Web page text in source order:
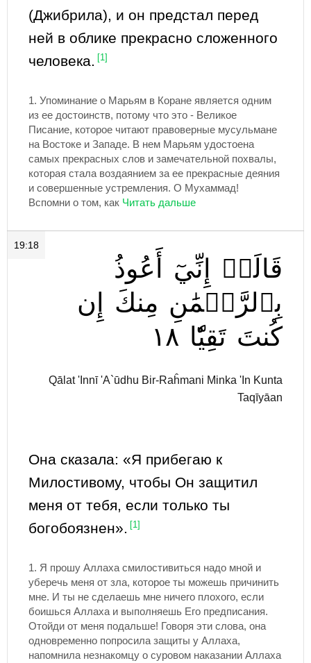
(Джибрила), и он предстал перед
ней в облике прекрасно сложенного
человека.
[1]
1. Упоминание о Марьям в Коране является одним
из ее достоинств, потому что это - Великое
Писание, которое читают правоверные мусульмане
на Востоке и Западе. В нем Марьям удостоена
самых прекрасных слов и замечательной похвалы,
которая стала воздаянием за ее прекрасные деяния
и совершенные устремления. О Мухаммад!
Вспомни о том, как
19:18
قَالَتۡ إِنِّيٓ
أَعُوذُ
بِٱلرَّحۡمَٰنِ مِنكَ
إِن
كُنتَ تَقِيّٗا ١٨
Qālat 'Innī 'A`ūdhu Bir-Raĥmani Minka 'In Kunta
Taqīyāan
Она сказала: «Я прибегаю к
Милостивому, чтобы Он защитил
меня от тебя, если только ты
богобоязнен».
[1]
1. Я прошу Аллаха смилостивиться надо мной и
уберечь меня от зла, которое ты можешь причинить
мне. И ты не сделаешь мне ничего плохого, если
боишься Аллаха и выполняешь Его предписания.
Отойди от меня подальше! Говоря эти слова, она
одновременно попросила защиты у Аллаха,
напомнила незнакомцу о суровом наказании Аллаха